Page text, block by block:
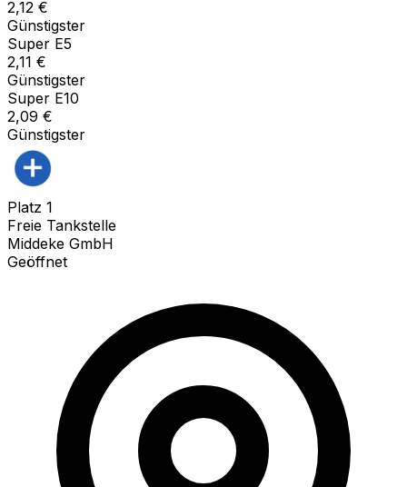
2,12 €
Günstigster
Super E5
2,11 €
Günstigster
Super E10
2,09 €
Günstigster
Platz 1
Freie Tankstelle
Middeke GmbH
Geöffnet